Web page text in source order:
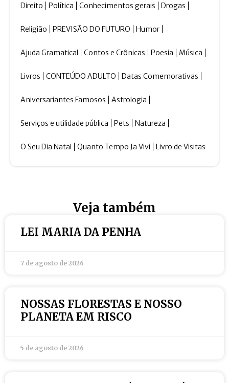
Direito Política Conhecimentos gerais Drogas
Religião PREVISÃO DO FUTURO Humor
Ajuda Gramatical Contos e Crônicas Poesia Música
Livros CONTEÚDO ADULTO Datas Comemorativas
Aniversariantes Famosos Astrologia
Serviços e utilidade pública Pets Natureza
O Seu Dia Natal Quanto Tempo Ja Vivi Livro de Visitas
Veja também
LEI MARIA DA PENHA
7 de agosto de 2026
NOSSAS FLORESTAS E NOSSO
PLANETA EM RISCO
5 de agosto de 2026